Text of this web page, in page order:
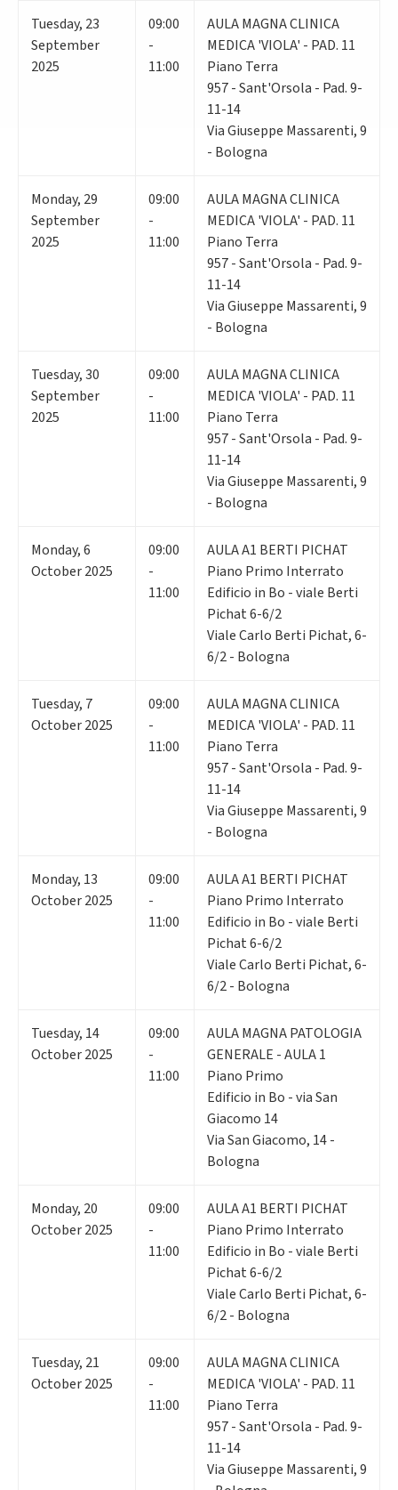
Tuesday, 23
September
2025
09:00
-
11:00
AULA MAGNA CLINICA
MEDICA 'VIOLA' - PAD. 11
Piano Terra
957 - Sant'Orsola - Pad. 9-
11-14
Via Giuseppe Massarenti, 9
- Bologna
Monday, 29
September
2025
09:00
-
11:00
AULA MAGNA CLINICA
MEDICA 'VIOLA' - PAD. 11
Piano Terra
957 - Sant'Orsola - Pad. 9-
11-14
Via Giuseppe Massarenti, 9
- Bologna
Tuesday,30
September
2025
09:00
-
11:00
AULA MAGNA CLINICA
MEDICA 'VIOLA' - PAD. 11
Piano Terra
957 - Sant'Orsola - Pad. 9-
11-14
Via Giuseppe Massarenti, 9
- Bologna
Monday,6
October 2025
09:00
-
11:00
AULA A1 BERTI PICHAT
Piano Primo Interrato
Edificio in Bo - viale Berti
Pichat 6-6/2
Viale Carlo Berti Pichat, 6-
6/2 - Bologna
Tuesday, 7
October 2025
09:00
-
11:00
AULA MAGNA CLINICA
MEDICA 'VIOLA' - PAD. 11
Piano Terra
957 - Sant'Orsola - Pad. 9-
11-14
Via Giuseppe Massarenti, 9
- Bologna
Monday, 13
October 2025
09:00
-
11:00
AULA A1 BERTI PICHAT
Piano Primo Interrato
Edificio in Bo - viale Berti
Pichat 6-6/2
Viale Carlo Berti Pichat, 6-
6/2 - Bologna
Tuesday, 14
October 2025
09:00
-
11:00
AULA MAGNA PATOLOGIA
GENERALE - AULA 1
Piano Primo
Edificio in Bo - via San
Giacomo 14
Via San Giacomo, 14 -
Bologna
Monday, 20
October 2025
09:00
-
11:00
AULA A1 BERTI PICHAT
Piano Primo Interrato
Edificio in Bo - viale Berti
Pichat 6-6/2
Viale Carlo Berti Pichat, 6-
6/2 - Bologna
Tuesday, 21
October 2025
09:00
-
11:00
AULA MAGNA CLINICA
MEDICA 'VIOLA' - PAD. 11
Piano Terra
957 - Sant'Orsola - Pad. 9-
11-14
Via Giuseppe Massarenti, 9